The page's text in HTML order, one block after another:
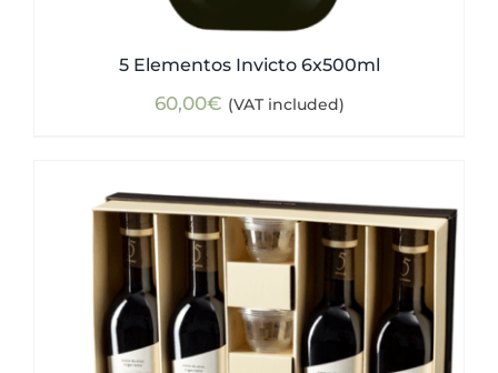
5 Elementos Invicto 6x500ml
60,00€ (VAT included)